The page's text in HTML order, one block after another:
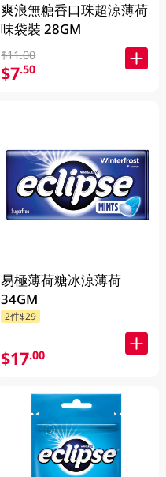
爽浪無糖香口珠超涼薄荷
味袋裝 28GM
$11.00
$7.50
易極薄荷糖冰涼薄荷
34GM
2件$29
$17.00